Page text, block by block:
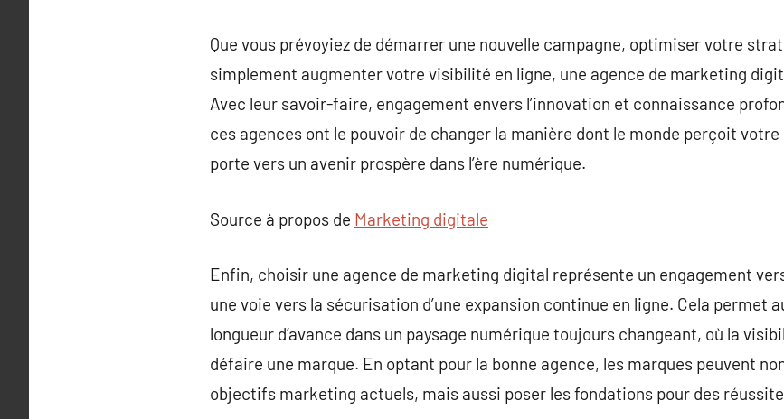
Que vous prévoyiez de démarrer une nouvelle campagne, optimiser votre
simplement augmenter votre visibilité en ligne, une agence de marketing
Avec leur savoir-faire, engagement envers l’innovation et connaissance
ces agences ont le pouvoir de changer la manière dont le monde perçoit
porte vers un avenir prospère dans l’ère numérique.
Source à propos de Marketing digitale
Enfin, choisir une agence de marketing digital représente un engagement
une voie vers la sécurisation d’une expansion continue en ligne. Cela permet
longueur d’avance dans un paysage numérique toujours changeant, où la
défaire une marque. En optant pour la bonne agence, les marques peuvent
objectifs marketing actuels, mais aussi poser les fondations pour des